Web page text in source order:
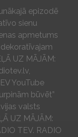
epizodē
sienu
apmetums
UZ MĀJĀM:
YouTube
būvēt”
valsts
UZ MĀJĀM:
TEV. RADIO